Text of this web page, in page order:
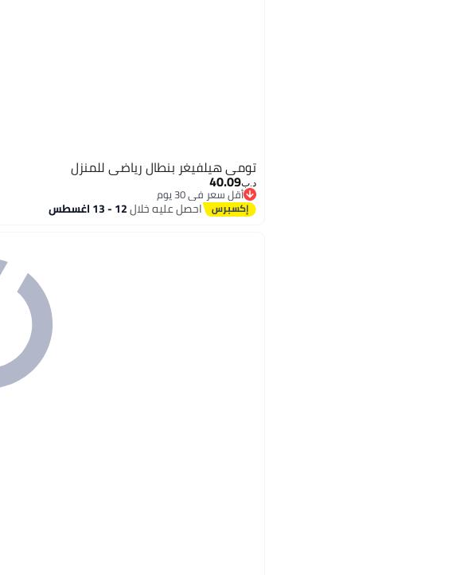
تومي هيلفيغر بنطال رياضي للمنزل
د.ب‏40.09
أقل سعر في 30 يوم
أقل سعر في 30 يوماحصل عليه خلال12 - 13 اغسطس